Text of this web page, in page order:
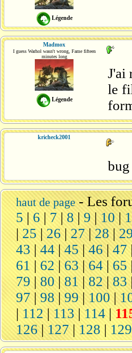
Légende
Madmox
I guess Warhol wasn't wrong, Fame fifteen
minutes long
Légende
J'ai
le
kricheck2001
haut de page-Les
5 |6 |7|8 |9|10|
|25 |26|27|28|
43|44|45|46|47
61 | 62|63|64|65|
79| 80|81|82|83
97|98|99|100|
| 112|113 |114 |
126|127|128 | 129